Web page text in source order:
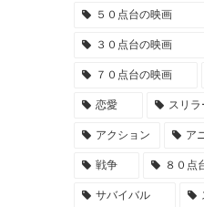
５０点台の映画
３０点台の映画
７０点台の映画
恋愛 スリラ
アクション ア
戦争 ８０点
サバイバル